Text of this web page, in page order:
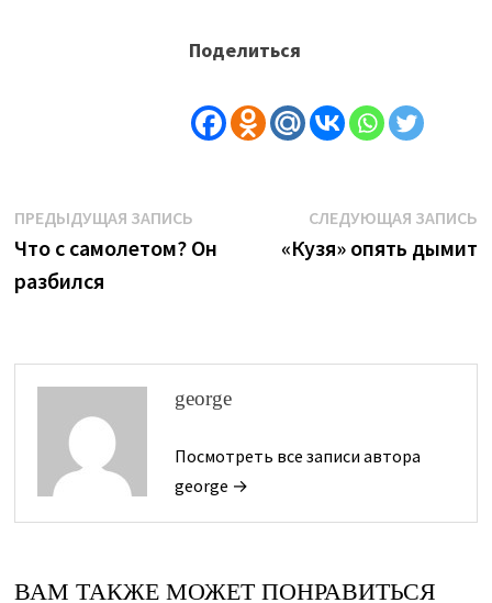
Поделиться
Навигация
по
записям
ПРЕДЫДУЩАЯ ЗАПИСЬПредыдущая
запись:
Что с самолетом? Он
разбился
СЛЕДУЮЩАЯ ЗАПИСЬ
«Кузя» опять дымит
george
Посмотреть все записи автора
george →
ВАМ ТАКЖЕ МОЖЕТ ПОНРАВИТЬСЯ